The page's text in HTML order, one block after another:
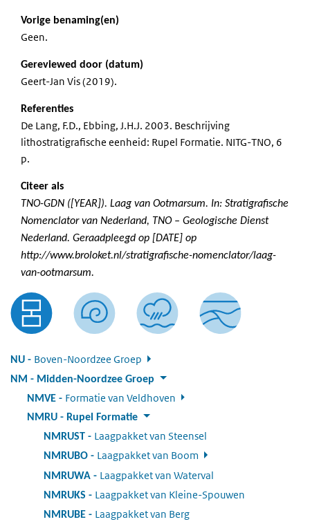
Vorige benaming(en)
Geen.
Gereviewed door (datum)
Geert-Jan Vis (2019).
Referenties
De Lang, F.D., Ebbing, J.H.J. 2003. Beschrijving
lithostratigrafische eenheid: Rupel Formatie. NITG-TNO, 6
p.
Citeer als
TNO-GDN ([YEAR]). Laag van Ootmarsum. In: Stratigrafische
Nomenclator van Nederland, TNO – Geologische Dienst
Nederland. Geraadpleegd op [DATE] op
http://www.broloket.nl/stratigrafische-nomenclator/laag-
van-ootmarsum.
NU Boven-Noordzee Groep
NM
Midden-Noordzee Groep
NMVE
Formatie van Veldhoven
NMRU
Rupel Formatie
NMRUST
Laagpakket van Steensel
NMRUBO Laagpakket van Boom
NMRUWA Laagpakket van Waterval
NMRUKS Laagpakket van Kleine-Spouwen
NMRUBE Laagpakket van Berg